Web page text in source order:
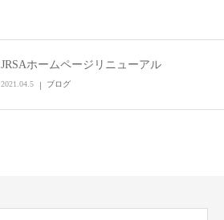
JRSAホームページリニューアル
2021.04.5 ブログ